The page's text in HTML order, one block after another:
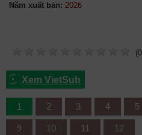
Năm xuất bản:
(
Xem VietSub
1 2 3 4 5
9 10 11 12